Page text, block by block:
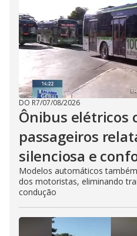
DO R7/07/08/2026
Ônibus elétricos
passageiros
silenciosa e
Modelos automáticos
dos motoristas, eliminando
condução